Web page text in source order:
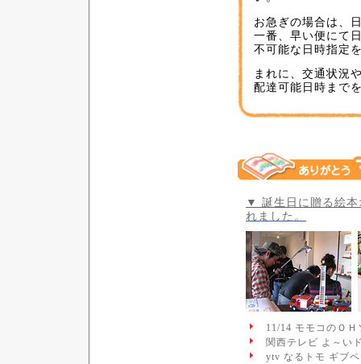
お急ぎの場合は、
一番、早い便にて
不可能な日時指定
まれに、交通状況
配達可能日時まで
▼ 誕生日に贈る絵本
れました。
11/14 モモコのＯ
関西テレビ よ～い
ytv なるトモ ギブ